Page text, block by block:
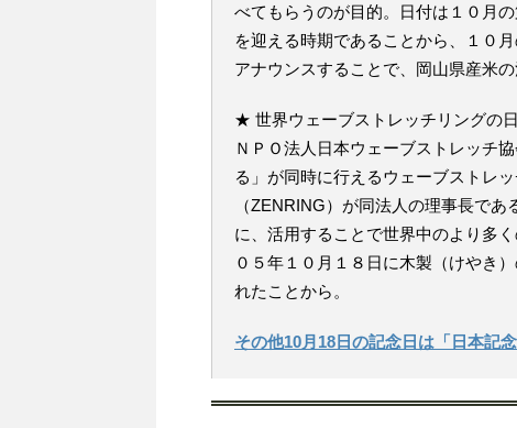
べてもらうのが目的。日付は１０月
を迎える時期であることから、１０
アナウンスすることで、岡山県産米の
★ 世界ウェーブストレッチリングの
ＮＰＯ法人日本ウェーブストレッチ
る」が同時に行えるウェーブストレ
（ZENRING）が同法人の理事長で
に、活用することで世界中のより多
０５年１０月１８日に木製（けやき
れたことから。
その他10月18日の記念日は「日本記